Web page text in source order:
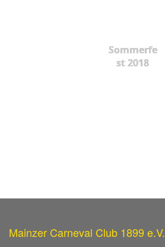
Sommerfe
st 2018
Mainzer Carneval Club 1899 e.V.